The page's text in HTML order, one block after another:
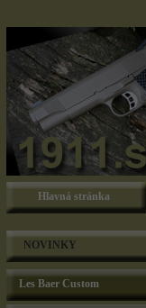
Hlavná stránka
NOVINKY
Les Baer Custom